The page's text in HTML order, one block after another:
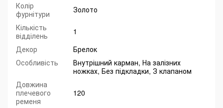
Колір
фурнітури
Золото
Кількість
відділень
1
Декор
Брелок
Особливість
Внутрішний карман, На залізних
ножках, Без підкладки, З клапаном
Довжина
плечевого
ременя
120